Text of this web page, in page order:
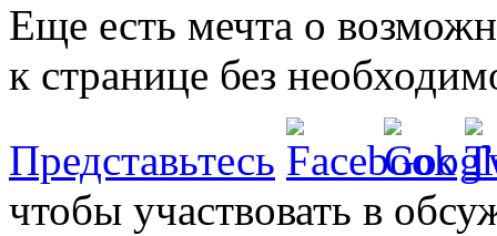
Еще есть мечта о
к странице без
Представьтесь
чтобы участвовать в